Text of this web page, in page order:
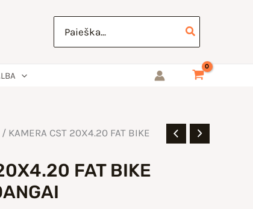
for:
/ KAMERA CST 20X4.20 FAT BIKE
FAT BIKE